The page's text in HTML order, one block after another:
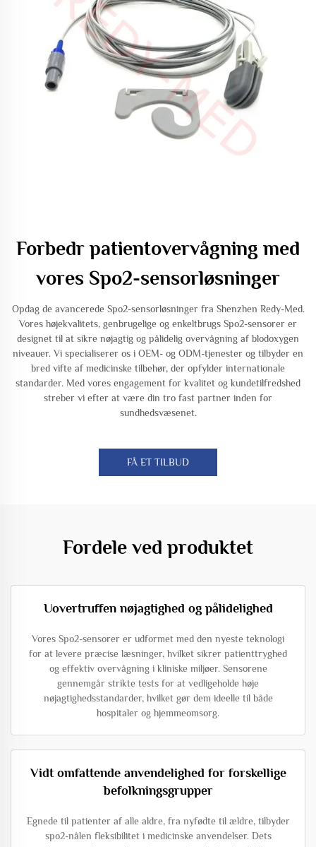
Forbedr patientovervågning med
vores Spo2-sensorløsninger
Opdag de avancerede Spo2-sensorløsninger fra Shenzhen Redy-Med.
Vores højekvalitets, genbrugelige og enkeltbrugs Spo2-sensorer er
designet til at sikre nøjagtig og pålidelig overvågning af blodoxygen
niveauer. Vi specialiserer os i OEM- og ODM-tjenester og tilbyder en
bred vifte af medicinske tilbehør, der opfylder internationale
standarder. Med vores engagement for kvalitet og kundetilfredshed
streber vi efter at være din tro fast partner inden for
sundhedsvæsenet.
FÅ ET TILBUD
Fordele ved produktet
Uovertruffen nøjagtighed og pålidelighed
Vores Spo2-sensorer er udformet med den nyeste teknologi
for at levere præcise læsninger, hvilket sikrer patienttryghed
og effektiv overvågning i kliniske miljøer. Sensorene
gennemgår strikte tests for at vedligeholde høje
nøjagtighedsstandarder, hvilket gør dem ideelle til både
hospitaler og hjemmeomsorg.
Vidt omfattende anvendelighed for forskellige
befolkningsgrupper
Egnede til patienter af alle aldre, fra nyfødte til ældre, tilbyder
spo2-nålen fleksibilitet i medicinske anvendelser. Dets